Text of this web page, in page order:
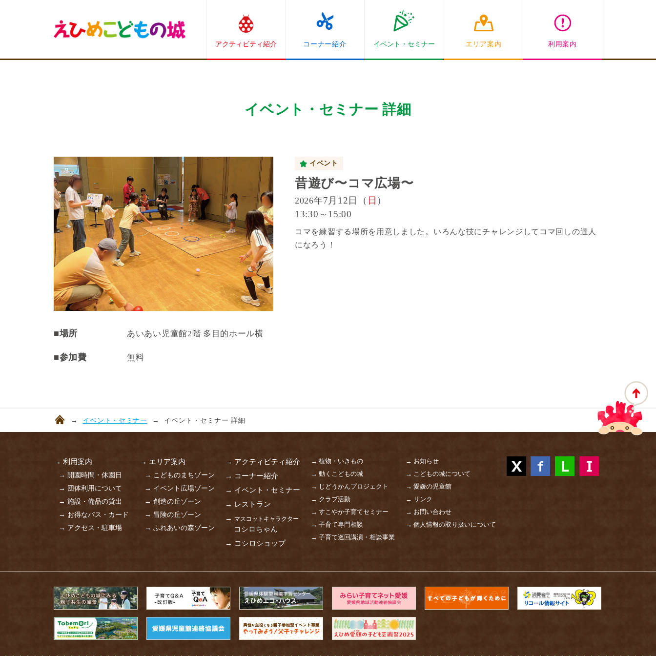
アクティビティ紹介 コーナー紹介 イベント・ セミナー エリア案内 利用案内
イベント・セミナー 詳細
イベント
昔遊び〜コマ広場〜
2026年7月12日（ 日 ）
13:30～15:00
コマを練習する場所を用意しました。いろんな技にチャレンジしてコマ回しの達人
になろう！
■場所 あいあい児童館2階 多目的ホール横
■参加費 無料
イベント・セミナー イベント・セミナー 詳細
→ 利用案内
→ 開園時間・休園日
→ 団体利用について
→ 施設・備品の貸出
→ お得なパス・カード
→ アクセス・駐車場
→ エリア案内
→ こどものまちゾーン
→ イベント広場ゾーン
→ 創造の丘ゾーン
→ 冒険の丘ゾーン
→ ふれあいの森ゾーン
→ アクティビティ紹介
→ コーナー紹介
→ イベント・セミナー
→ レストラン
→ マスコットキャラクター
コシロちゃん
→ コシロショップ
→ 植物・いきもの
→ 動くこどもの城
→ じどうかんプロジェクト
→ クラブ活動
→ すこやか子育てセミナー
→ 子育て専門相談
→ 子育て巡回講演・相談事業
→ お知らせ
→ こどもの城について
→ 愛媛の児童館
→ リンク
→ お問い合わせ
→ 個人情報の取り扱いについて